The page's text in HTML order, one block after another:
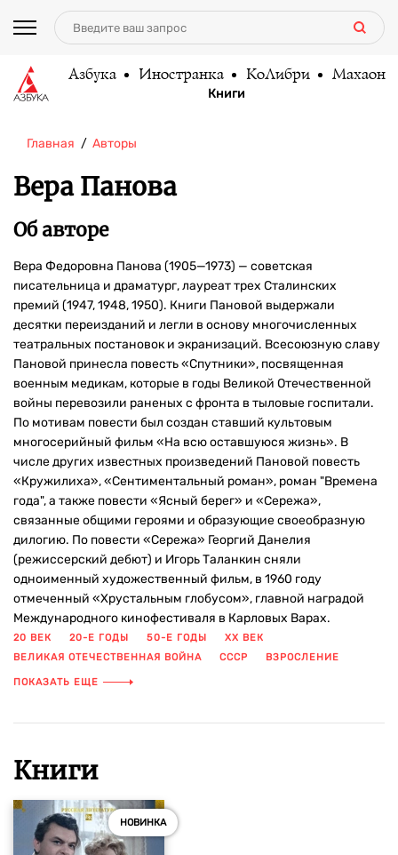
Азбука Иностранка КоЛибри Махаон
Книги
Главная Авторы
Вера Панова
Об авторе
Вера Федоровна Панова (1905—1973) — советская
писательница и драматург, лауреат трех Сталинских
премий (1947, 1948, 1950). Книги Пановой выдержали
десятки переизданий и легли в основу многочисленных
театральных постановок и экранизаций. Всесоюзную славу
Пановой принесла повесть «Спутники», посвященная
военным медикам, которые в годы Великой Отечественной
войны перевозили раненых с фронта в тыловые госпитали.
По мотивам повести был создан ставший культовым
многосерийный фильм «На всю оставшуюся жизнь». В
числе других известных произведений Пановой повесть
«Кружилиха», «Сентиментальный роман», роман "Времена
года", а также повести «Ясный берег» и «Сережа»,
связанные общими героями и образующие своеобразную
дилогию. По повести «Сережа» Георгий Данелия
(режиссерский дебют) и Игорь Таланкин сняли
одноименный художественный фильм, в 1960 году
отмеченный «Хрустальным глобусом», главной наградой
Международного кинофестиваля в Карловых Варах.
20 ВЕК 20-Е ГОДЫ 50-Е ГОДЫ
XX ВЕК
ВЕЛИКАЯ ОТЕЧЕСТВЕННАЯ ВОЙНА
СССР
ВЗРОСЛЕНИЕ
ВОЙНА
ВРАЧ ГЕРОИ
СОВЕТСКИЙ БЫТ
ПОКАЗАТЬ ЕЩЕ
Книги
НОВИНКА